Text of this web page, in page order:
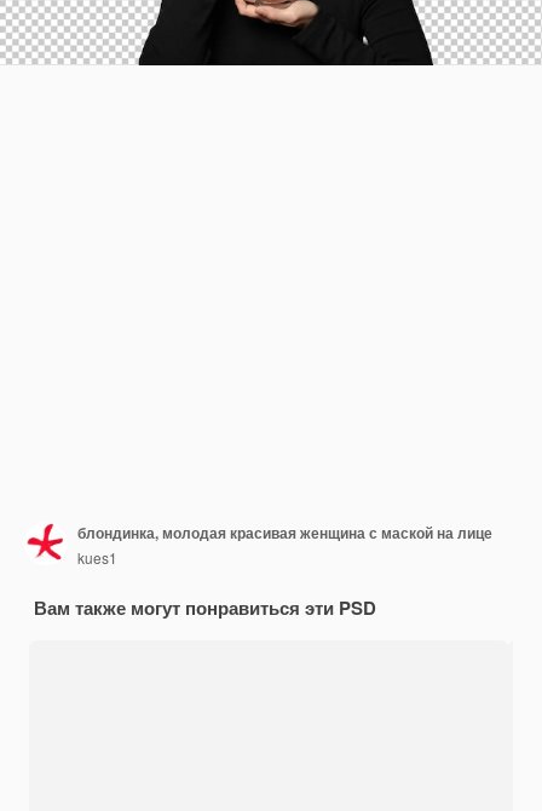
блондинка, молодая красивая женщина с маской на лице
kues1
Вам также могут понравиться эти PSD